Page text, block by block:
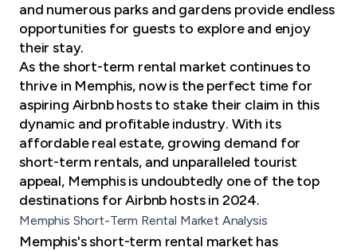
and numerous parks and gardens provide endless
opportunities for guests to explore and enjoy
their stay.
As the short-term rental market continues to
thrive in Memphis, now is the perfect time for
aspiring Airbnb hosts to stake their claim in this
dynamic and profitable industry. With its
affordable real estate, growing demand for
short-term rentals, and unparalleled tourist
appeal, Memphis is undoubtedly one of the top
destinations for Airbnb hosts in 2024.
Memphis Short-Term Rental Market Analysis
Memphis's short-term rental market has